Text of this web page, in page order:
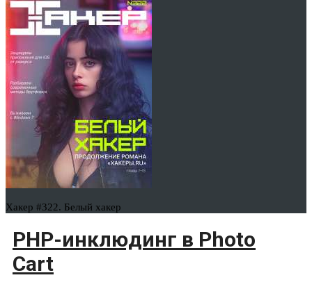
Хакер #322. Белый хакер
PHP-инклюдинг в Photo
Cart